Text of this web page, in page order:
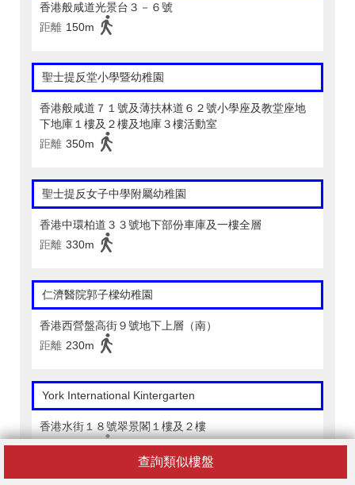
查詢類似樓盤
香港般咸道光景台３－６號
距離 150m
聖士提反堂小學暨幼稚園
香港般咸道７１號及薄扶林道６２號小學座及教堂座地
下地庫１樓及２樓及地庫３樓活動室
距離 350m
聖士提反女子中學附屬幼稚園
香港中環柏道３３號地下部份車庫及一樓全層
距離 330m
仁濟醫院郭子樑幼稚園
香港西營盤高街９號地下上層（南）
距離 230m
York International Kintergarten
香港水街１８號翠景閣１樓及２樓
距離 200m